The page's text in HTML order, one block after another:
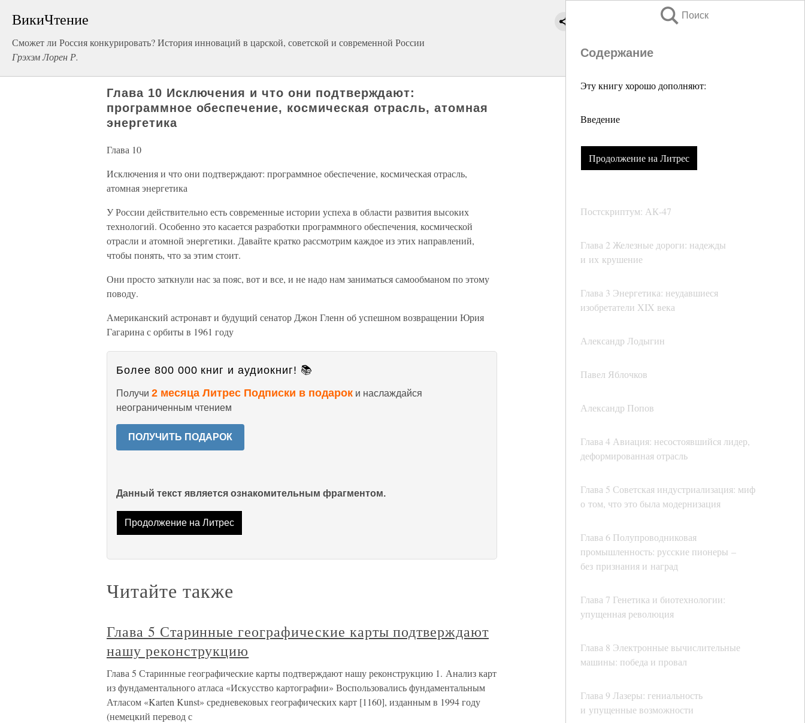
ВикиЧтение
Сможет ли Россия конкурировать? История инноваций в царской, советской и современной России
Грэхэм Лорен Р.
Поиск
Содержание
Эту книгу хорошо дополняют:
Введение
Продолжение на Литрес
Постскриптум: АК-47
Глава 2 Железные дороги: надежды
и их крушение
Глава 3 Энергетика: неудавшиеся
изобретатели XIX века
Александр Лодыгин
Павел Яблочков
Александр Попов
Глава 4 Авиация: несостоявшийся лидер,
деформированная отрасль
Глава 5 Советская индустриализация: миф
о том, что это была модернизация
Глава 6 Полупроводниковая
промышленность: русские пионеры –
без признания и наград
Глава 7 Генетика и биотехнологии:
упущенная революция
Глава 8 Электронные вычислительные
машины: победа и провал
Глава 9 Лазеры: гениальность
и упущенные возможности
Глава 10 Исключения и что они подтверждают:
программное обеспечение, космическая отрасль, атомная
энергетика
Глава 10
Исключения и что они подтверждают: программное обеспечение, космическая отрасль,
атомная энергетика
У России действительно есть современные истории успеха в области развития высоких
технологий. Особенно это касается разработки программного обеспечения, космической
отрасли и атомной энергетики. Давайте кратко рассмотрим каждое из этих направлений,
чтобы понять, что за этим стоит.
Они просто заткнули нас за пояс, вот и все, и не надо нам заниматься самообманом по этому
поводу.
Американский астронавт и будущий сенатор Джон Гленн об успешном возвращении Юрия
Гагарина с орбиты в 1961 году
Более 800 000 книг и аудиокниг! 📚
Получи 2 месяца Литрес Подписки в подарок и наслаждайся
неограниченным чтением
ПОЛУЧИТЬ ПОДАРОК
Данный текст является ознакомительным фрагментом.
Продолжение на Литрес
Читайте также
Глава 5 Старинные географические карты подтверждают
нашу реконструкцию
Глава 5 Старинные географические карты подтверждают нашу реконструкцию 1. Анализ карт
из фундаментального атласа «Искусство картографии» Воспользовались фундаментальным
Атласом «Karten Kunst» средневековых географических карт [1160], изданным в 1994 году
(немецкий перевод с